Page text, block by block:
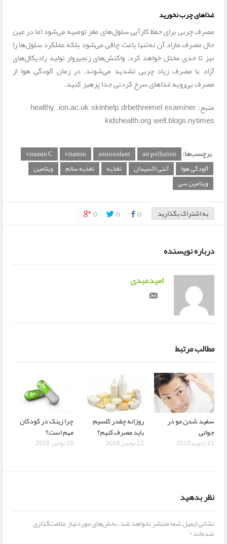
غذاهای چرب نخورید
مصرف چربی برای حفظ کارآیی سلول‌های مغز توصیه می‌شود اما در عین
حال مصرف مازاد آن نه‌تنها باعث چاقی می‌شود بلکه عملکرد سلول‌ها را
نیز تا حدی مختل خواهد کرد. واکنش‌های زنجیروار تولید رادیکال‌های
آزاد با مصرف زیاد چربی تشدید می‌شوند. در زمان آلودگی هوا از
مصرف بی‌رویه غذاهای سرخ کردنی جدا پرهیز کنید.
منبع: healthy, .ion.ac.uk, skinhelp, drbethreimel, examiner,
kidshealth.org, well.blogs.nytimes
برچسب‌ها: air pollution
antioxidant
vitamin
vitamin C
آلودگی هوا
آنتی اکسیدان تغذیه تغذیه سالم
ویتامین
ویتامین سی
به اشتراک بگذارید 0
0
0
درباره نویسنده
امیدعبدی
مطالب مرتبط
سفید شدن مو در
جوانی
21 ژانویه 2019
روزانه چقدر کلسیم
باید مصرف کنیم؟
22 نوامبر 2018
چرا زینک در کودکان
مهم است؟
18 نوامبر 2018
نظر بدهید
نشانی ایمیل شما منتشر نخواهد شد.بخش‌های موردنیاز علامت‌گذاری
شده‌اند*